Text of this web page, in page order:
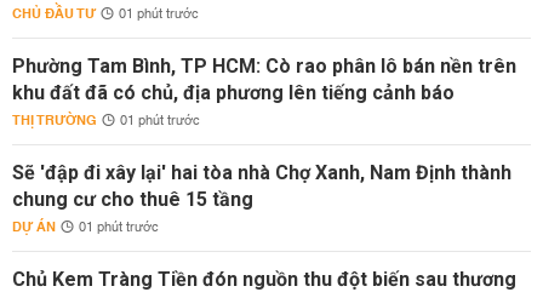
CHỦ ĐẦU TƯ 01 phút trước
Phường Tam Bình, TP HCM: Cò rao phân lô bán nền trên
khu đất đã có chủ, địa phương lên tiếng cảnh báo
THỊ TRƯỜNG 01 phút trước
Sẽ 'đập đi xây lại' hai tòa nhà Chợ Xanh, Nam Định thành
chung cư cho thuê 15 tầng
DỰ ÁN 01 phút trước
Chủ Kem Tràng Tiền đón nguồn thu đột biến sau thương